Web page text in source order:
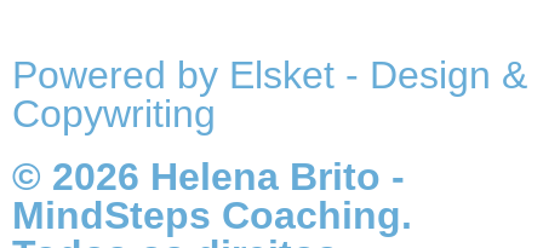
Powered by Elsket - Design &
Copywriting
© 2026 Helena Brito -
MindSteps Coaching.